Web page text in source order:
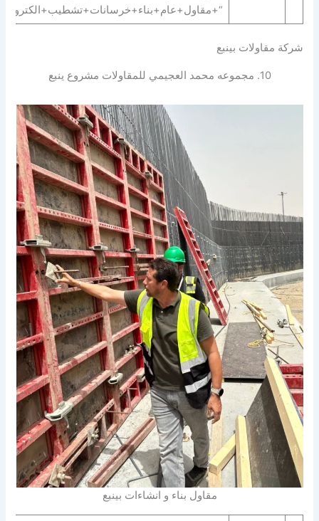
شركة مقاولات بينبع
10. مجموعه محمد العجيمي للمقاولات مشروع ينبع
مقاول بناء و انشاءات بينبع